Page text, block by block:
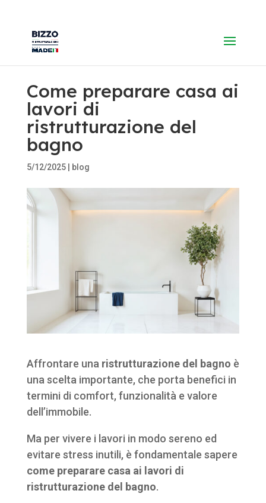
Come preparare casa ai
lavori di
ristrutturazione del
bagno
5/12/2025| blog
Affrontare una ristrutturazione del bagno è
una scelta importante, che porta benefici in
termini di comfort, funzionalità e valore
dell’immobile.
Ma per vivere i lavori in modo sereno ed
evitare stress inutili, è fondamentale sapere
come preparare casa ai lavori di
ristrutturazione del bagno.